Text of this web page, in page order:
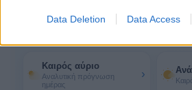
Data Deletion Data Access
Περισσότερα για τον
στο Λουτράκι
Καιρός αύριο
Αναλυτική πρόγνωση
ημέρας
›